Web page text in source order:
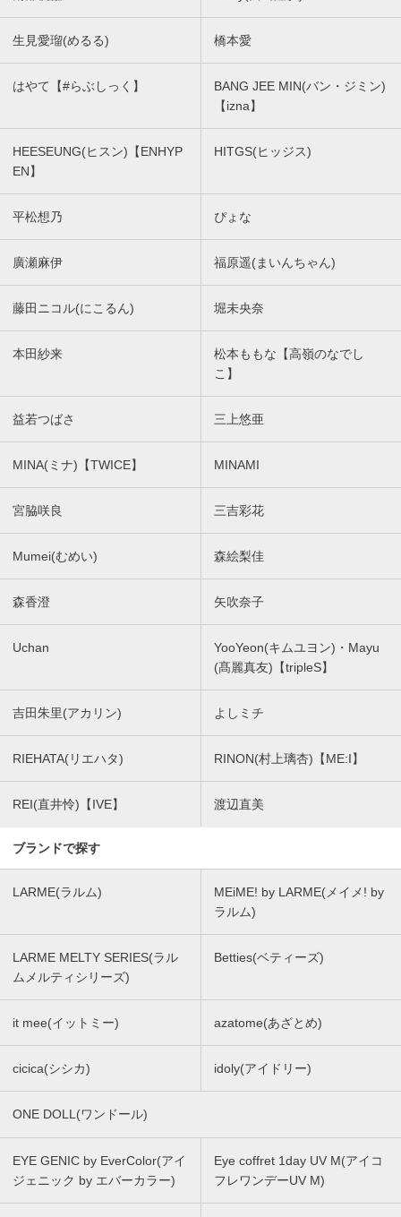
生見愛瑠(めるる) 橋本愛
はやて【#らぶしっく】
BANG JEE MIN(バン・ジミン)
【izna】
HEESEUNG(ヒスン)【ENHYP
EN】
HITGS(ヒッジス)
平松想乃 ぴょな
廣瀬麻伊 福原遥(まいんちゃん)
藤田ニコル(にこるん) 堀未央奈
本田紗来
松本ももな【高嶺のなでし
こ】
益若つばさ 三上悠亜
MINA(ミナ)【TWICE】 MINAMI
宮脇咲良 三吉彩花
Mumei(むめい) 森絵梨佳
森香澄 矢吹奈子
Uchan
YooYeon(キムユヨン)・Mayu
(髙麗真友)【tripleS】
吉田朱里(アカリン) よしミチ
RIEHATA(リエハタ) RINON(村上璃杏)【ME:I】
REI(直井怜)【IVE】 渡辺直美
ブランドで探す
LARME(ラルム)
MEiME! by LARME(メイメ! by
ラルム)
LARME MELTY SERIES(ラル
ムメルティシリーズ)
Betties(ベティーズ)
it mee(イットミー) azatome(あざとめ)
cicica(シシカ) idoly(アイドリー)
ONE DOLL(ワンドール)
EYE GENIC by EverColor(アイ
ジェニック by エバーカラー)
Eye coffret 1day UV M(アイコ
フレワンデーUV M)